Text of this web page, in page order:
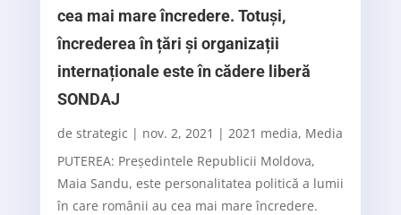
cea mai mare încredere. Totuși,
încrederea în țări și organizații
internaționale este în cădere liberă
SONDAJ
de strategic | nov. 2, 2021 | 2021 media, Media
PUTEREA: Președintele Republicii Moldova,
Maia Sandu, este personalitatea politică a lumii
în care românii au cea mai mare încredere.